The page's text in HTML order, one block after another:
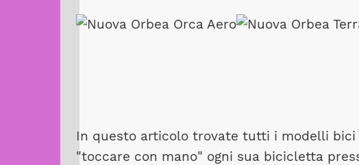
In questo articolo trovate tutti i modelli bici
"toccare con mano" ogni sua bicicletta